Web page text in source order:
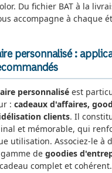
Du fichier BAT à la
accompagne à chaque
personnalisé :
personnalisé est
: cadeaux d'affaires,
clients. Il
et mémorable, qui
utilisation. Associez-le à
de goodies
complet et cohérent.